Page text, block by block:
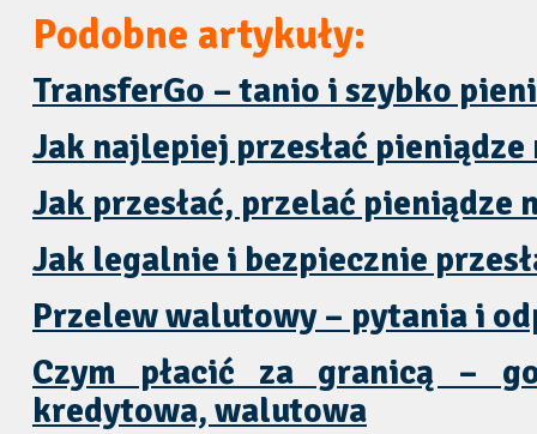
Podobne artykuły:
TransferGo – tanio i szybko
Jak najlepiej przesłać
Jak przesłać, przelać pieniądze
Jak legalnie i bezpiecznie
Przelew walutowy – pytania i
Czym płacić za granicą –
kredytowa, walutowa